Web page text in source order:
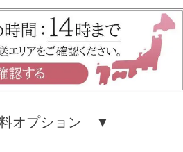
オプション ▼